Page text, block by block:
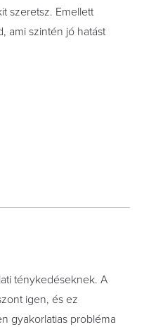
szeretsz. Emellett
ami szintén jó hatást
ténykedéseknek. A
igen, és ez
gyakorlatias probléma